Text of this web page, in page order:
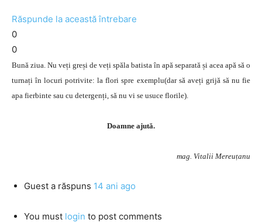
Răspunde la această întrebare
0
0
Bună ziua. Nu veți greși de veți spăla batista în apă separată și acea apă să o
turnați în locuri potrivite: la flori spre exemplu(dar să aveți grijă să nu fie
apa fierbinte sau cu detergenți, să nu vi se usuce florile).
Doamne ajută.
mag. Vitalii Mereuțanu
Guest a răspuns 14 ani ago
You must login to post comments